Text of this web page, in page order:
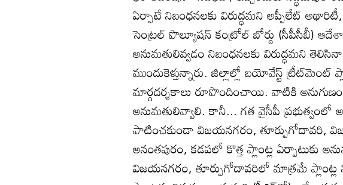
ఏర్పాటే నిబంధనలకు విరుద్ధమని అప్పీలేట్‌ అథారిటీ,
సెంట్రల్‌ పొల్యూషన్‌ కంట్రోల్‌ బోర్డు (సీపీసీబీ)
అనుమతులివ్వడం నిబంధనలకు విరుద్ధమని
ముందుకెళ్తున్నారు. జిల్లాల్లో బయోవేస్ట్‌ ట్రీట్‌మెంట్‌
మార్గదర్శకాలు రూపొందించాయి. వాటికి
అనుమతులివ్వాలి. కానీ... గత వైసీపీ ప్రభుత్వంలో
పాటించకుండా విజయనగరం, తూర్పుగోదావరి,
అనంతపురం, కడపలో కొత్త ప్లాంట్ల ఏర్పాటుకు
విజయనగరం, తూర్పుగోదావరిలో మాత్రమే